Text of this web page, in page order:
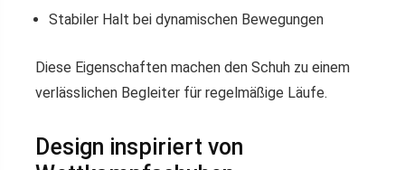
Stabiler Halt bei dynamischen Bewegungen
Diese Eigenschaften machen den Schuh zu einem
verlässlichen Begleiter für regelmäßige Läufe.
Design inspiriert von